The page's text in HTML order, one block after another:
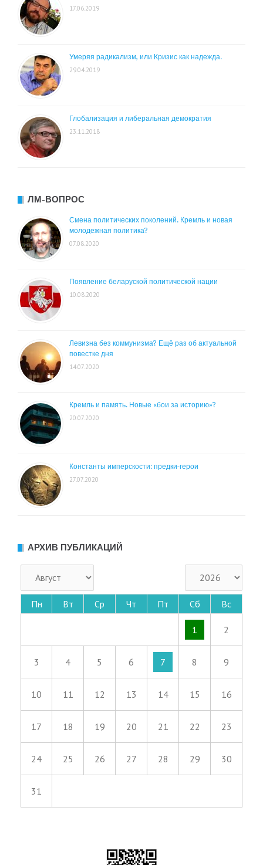
17.06.2019
Умеряя радикализм, или Кризис как надежда.
29.04.2019
Глобализация и либеральная демократия
23.11.2018
ЛМ-ВОПРОС
Смена политических поколений. Кремль и новая
молодежная политика?
07.08.2020
Появление беларуской политической нации
10.08.2020
Левизна без коммунизма? Ещё раз об актуальной
повестке дня
14.07.2020
Кремль и память. Новые «бои за историю»?
20.07.2020
Константы имперскости: предки-герои
27.07.2020
АРХИВ ПУБЛИКАЦИЙ
Пн Вт Ср Чт Пт Сб Вс
1 2
3 4 5 6 7 8 9
10 11 12 13 14 15 16
17 18 19 20 21 22 23
24 25 26 27 28 29 30
31